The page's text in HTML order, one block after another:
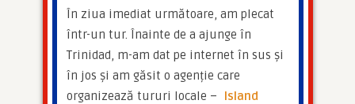
În ziua imediat următoare, am plecat
într-un tur. Înainte de a ajunge în
Trinidad, m-am dat pe internet în sus și
în jos și am găsit o agenție care
organizează tururi locale –
Island